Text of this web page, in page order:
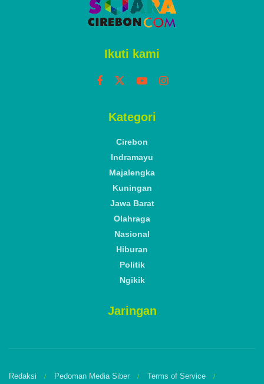
Ikuti kami
Kategori
Cirebon
Indramayu
Majalengka
Kuningan
Jawa Barat
Olahraga
Nasional
Hiburan
Politik
Ngikik
Jaringan
Redaksi Pedoman Media Siber
Terms of Service